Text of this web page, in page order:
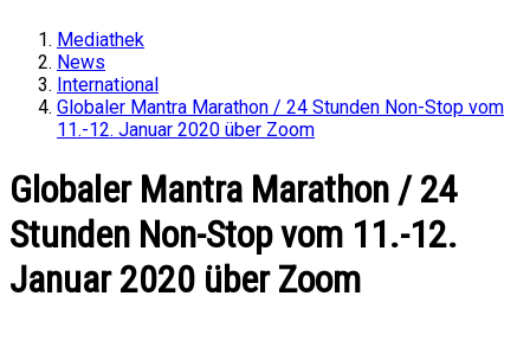
Mediathek
News
International
Globaler Mantra Marathon / 24 Stunden Non-Stop vom
11.-12. Januar 2020 über Zoom
Globaler Mantra Marathon / 24
Stunden Non-Stop vom 11.-12.
Januar 2020 über Zoom